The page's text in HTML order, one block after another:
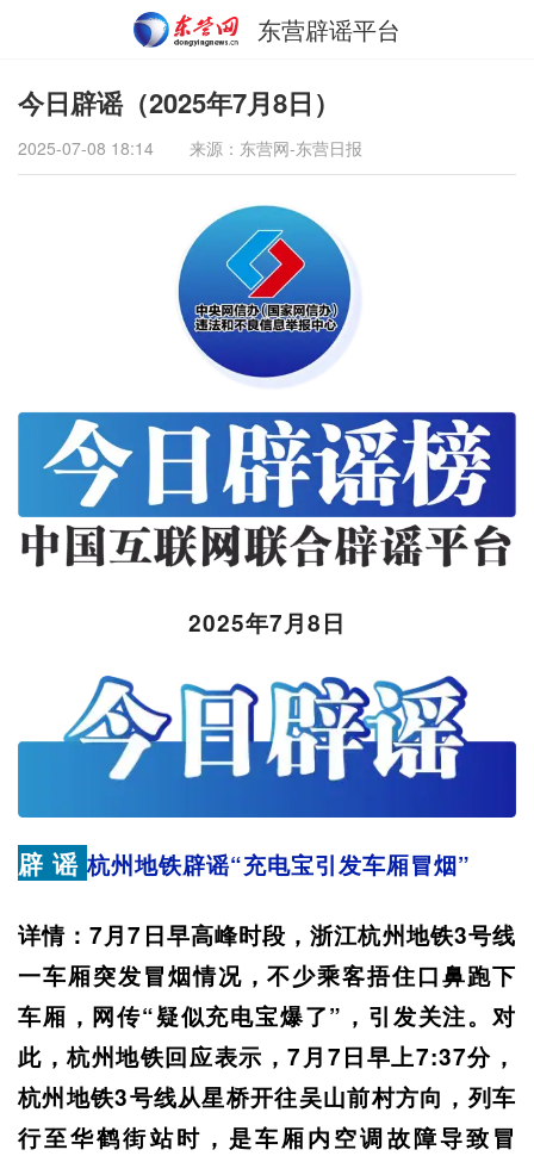
东营辟谣平台
今日辟谣（2025年7月8日）
2025-07-08 18:14 来源：东营网-东营日报
2025年7月8日
辟 谣 杭州地铁辟谣“充电宝引发车厢冒烟”
详情：7月7日早高峰时段，浙江杭州地铁3号线
一车厢突发冒烟情况，不少乘客捂住口鼻跑下
车厢，网传“疑似充电宝爆了”，引发关注。对
此，杭州地铁回应表示，7月7日早上7:37分，
杭州地铁3号线从星桥开往吴山前村方向，列车
行至华鹤街站时，是车厢内空调故障导致冒